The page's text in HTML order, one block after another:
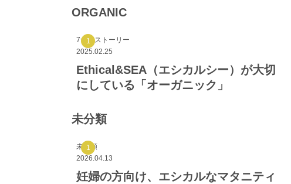
ORGANIC
7つのストーリー
2025.02.25
Ethical&SEA（エシカルシー）が大切
にしている「オーガニック」
未分類
未分類
2026.04.13
妊婦の方向け、エシカルなマタニティ